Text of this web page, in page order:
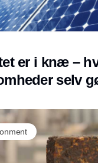
er i knæ –
selv